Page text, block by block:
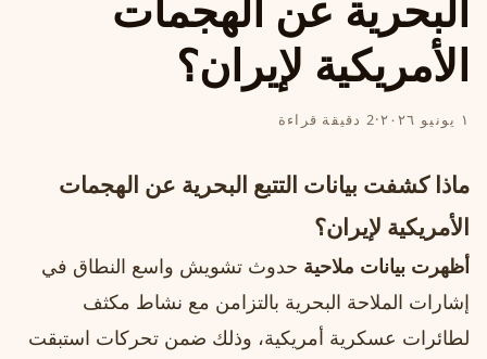
الأمريكية لإيران؟
١ يونيو ٢٠٢٦ ·2 دقيقة قراءة
ماذا كشفت بيانات التتبع البحرية عن الهجمات
الأمريكية لإيران؟
أظهرت بيانات ملاحية حدوث تشويش واسع النطاق في
إشارات الملاحة البحرية بالتزامن مع نشاط مكثف
لطائرات عسكرية أمريكية، وذلك ضمن تحركات استبقت